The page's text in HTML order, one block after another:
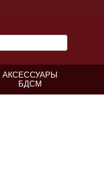
АКСЕССУАРЫ
БДСМ